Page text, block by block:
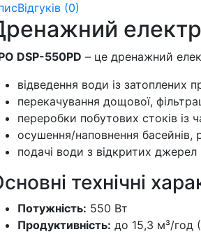
Відгуків (0)
DSP-550PD – це дренажний
відведення води із затоплених
перекачування дощової,
переробки побутових стоків із
осушення/наповнення басейнів,
подачі води з відкритих
технічні
Потужність: 550 Вт
Продуктивність: до 15,3 м³/год